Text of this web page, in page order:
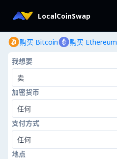
LocalCoinSwap
购买 Bitcoin 购买 Ethereum
我想要
卖
加密货币
任何
支付方式
任何
地点